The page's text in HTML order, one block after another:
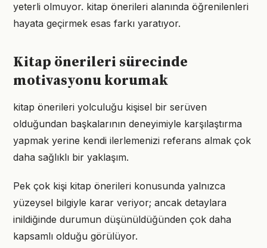
yeterli olmuyor. kitap önerileri alanında öğrenilenleri
hayata geçirmek esas farkı yaratıyor.
Kitap önerileri sürecinde
motivasyonu korumak
kitap önerileri yolculuğu kişisel bir serüven
olduğundan başkalarının deneyimiyle karşılaştırma
yapmak yerine kendi ilerlemenizi referans almak çok
daha sağlıklı bir yaklaşım.
Pek çok kişi kitap önerileri konusunda yalnızca
yüzeysel bilgiyle karar veriyor; ancak detaylara
inildiğinde durumun düşünüldüğünden çok daha
kapsamlı olduğu görülüyor.